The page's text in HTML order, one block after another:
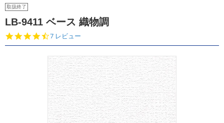
取扱終了
LB-9411 ベース 織物調
4.
4
t
a
r
r
a
t
7 レビュー